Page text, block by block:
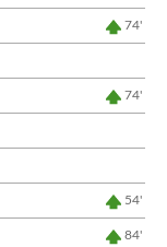
74'
74'
54'
84'